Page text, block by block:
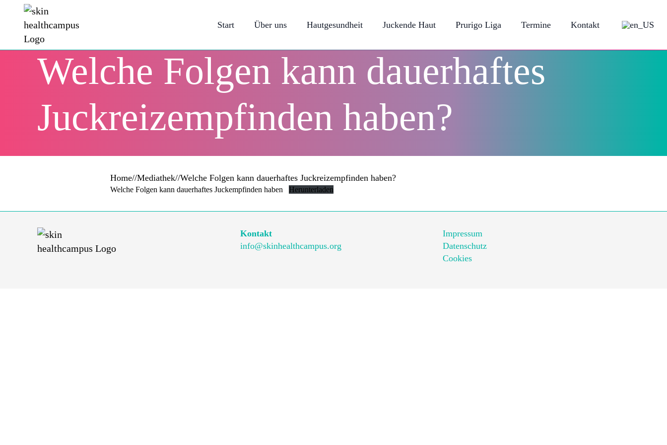
Start Über uns Hautgesundheit Juckende Haut Prurigo Liga Termine Kontakt
Welche Folgen kann dauerhaftes
Juckreizempfinden haben?
Home//Mediathek//Welche Folgen kann dauerhaftes Juckreizempfinden haben?
Welche Folgen kann dauerhaftes Juckempfinden haben Herunterladen
Kontakt
info@skinhealthcampus.org
Impressum
Datenschutz
Cookies